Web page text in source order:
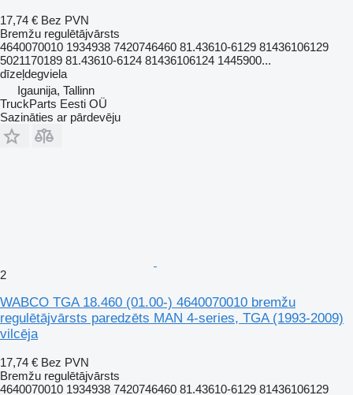
17,74 € Bez PVN
Bremžu regulētājvārsts
4640070010 1934938 7420746460 81.43610-6129 81436106129
5021170189 81.43610-6124 81436106124 1445900...
dīzeļdegviela
Igaunija, Tallinn
TruckParts Eesti OÜ
Sazināties ar pārdevēju
2
WABCO TGA 18.460 (01.00-) 4640070010 bremžu
regulētājvārsts paredzēts MAN 4-series, TGA (1993-2009)
vilcēja
17,74 € Bez PVN
Bremžu regulētājvārsts
4640070010 1934938 7420746460 81.43610-6129 81436106129